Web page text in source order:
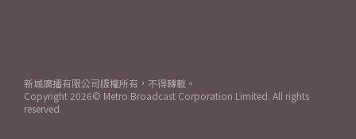
新城廣播有限公司版權所有，不得轉載。
Copyright 2026© Metro Broadcast Corporation Limited. All rights
reserved.